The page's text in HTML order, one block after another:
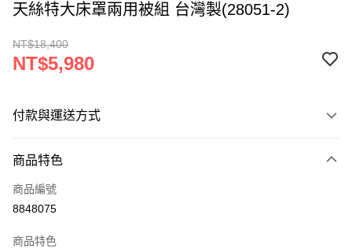
天絲特大床罩兩用被組 台灣製(28051-2)
NT$18,400
NT$5,980
付款與運送方式
信用卡一次付款
LINE Pay
商品特色
商品編號
8848075
商品特色